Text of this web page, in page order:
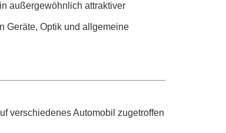
außergewöhnlich attraktiver
Geräte, Optik und allgemeine
verschiedenes Automobil zugetroffen